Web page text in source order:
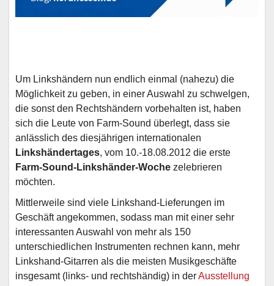
Um Linkshändern nun endlich einmal (nahezu) die
Möglichkeit zu geben, in einer Auswahl zu schwelgen,
die sonst den Rechtshändern vorbehalten ist, haben
sich die Leute von Farm-Sound überlegt, dass sie
anlässlich des diesjährigen internationalen
Linkshändertages, vom 10.-18.08.2012 die erste
Farm-Sound-Linkshänder-Woche zelebrieren
möchten.
Mittlerweile sind viele Linkshand-Lieferungen im
Geschäft angekommen, sodass man mit einer sehr
interessanten Auswahl von mehr als 150
unterschiedlichen Instrumenten rechnen kann, mehr
Linkshand-Gitarren als die meisten Musikgeschäfte
insgesamt (links- und rechtshändig) in derAusstellung